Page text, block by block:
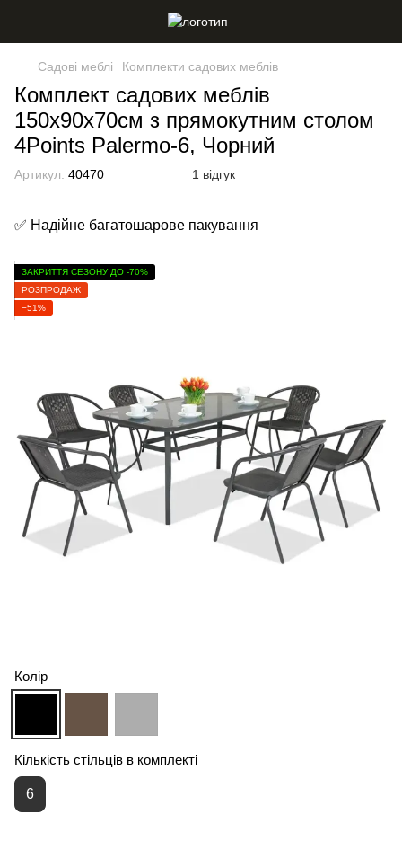
Садові меблі Комплекти садових меблів
Комплект садових меблів
150х90х70см з прямокутним столом
4Points Palermo-6, Чорний
Артикул: 40470 1 відгук
✅ Надійне багатошарове пакування
ЗАКРИТТЯ СЕЗОНУ ДО -70%
РОЗПРОДАЖ
−51%
Колір
Кількість стільців в комплекті
6